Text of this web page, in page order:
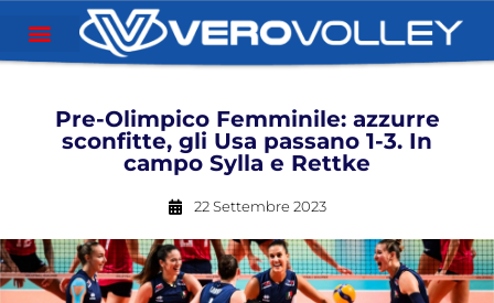
Pre-Olimpico Femminile: azzurre
sconfitte, gli Usa passano 1-3. In
campo Sylla e Rettke
22 Settembre 2023